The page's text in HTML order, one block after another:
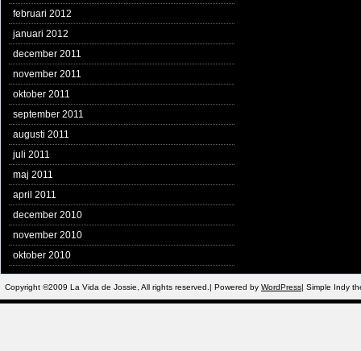
februari 2012
januari 2012
december 2011
november 2011
oktober 2011
september 2011
augusti 2011
juli 2011
maj 2011
april 2011
december 2010
november 2010
oktober 2010
Copyright ©2009 La Vida de Jossie, All rights reserved.| Powered by WordPress| Simple Indy